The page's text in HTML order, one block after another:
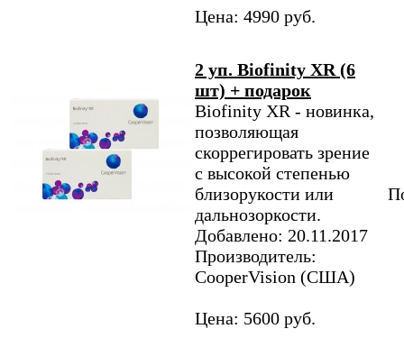
Цена: 4990 руб.
2 уп. Biofinity XR (6
шт) + подарок
Biofinity XR - новинка,
позволяющая
скоррегировать зрение
с высокой степенью
близорукости или
дальнозоркости.
Добавлено: 20.11.2017
Производитель:
CooperVision (США)
Цена: 5600 руб.